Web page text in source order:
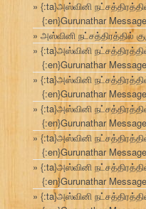
{:ta}அஸ்வினி
{:en}Gurunathar
அஸ்வினி நட்சத்திரத்தில்
{:ta}அஸ்வினி
{:en}Gurunathar
{:ta}அஸ்வினி
{:en}Gurunathar
{:ta}அஸ்வினி
{:en}Gurunathar
{:ta}அஸ்வினி
{:en}Gurunathar
{:ta}அஸ்வினி
{:en}Gurunathar
{:ta}அஸ்வினி